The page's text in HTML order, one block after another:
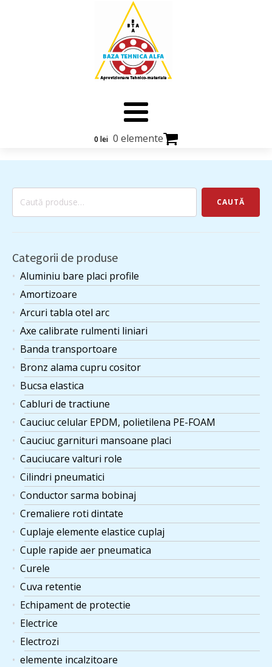
0 lei 0 elemente
Caută
CAUTĂ
Categorii de produse
Aluminiu bare placi profile
Amortizoare
Arcuri tabla otel arc
Axe calibrate rulmenti liniari
Banda transportoare
Bronz alama cupru cositor
Bucsa elastica
Cabluri de tractiune
Cauciuc celular EPDM, polietilena PE-FOAM
Cauciuc garnituri mansoane placi
Cauciucare valturi role
Cilindri pneumatici
Conductor sarma bobinaj
Cremaliere roti dintate
Cuplaje elemente elastice cuplaj
Cuple rapide aer pneumatica
Curele
Cuva retentie
Echipament de protectie
Electrice
Electrozi
elemente incalzitoare